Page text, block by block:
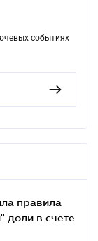
событиях
правила
доли в счете